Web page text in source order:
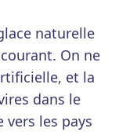
naturelle
On ne
et la
dans le
les pays